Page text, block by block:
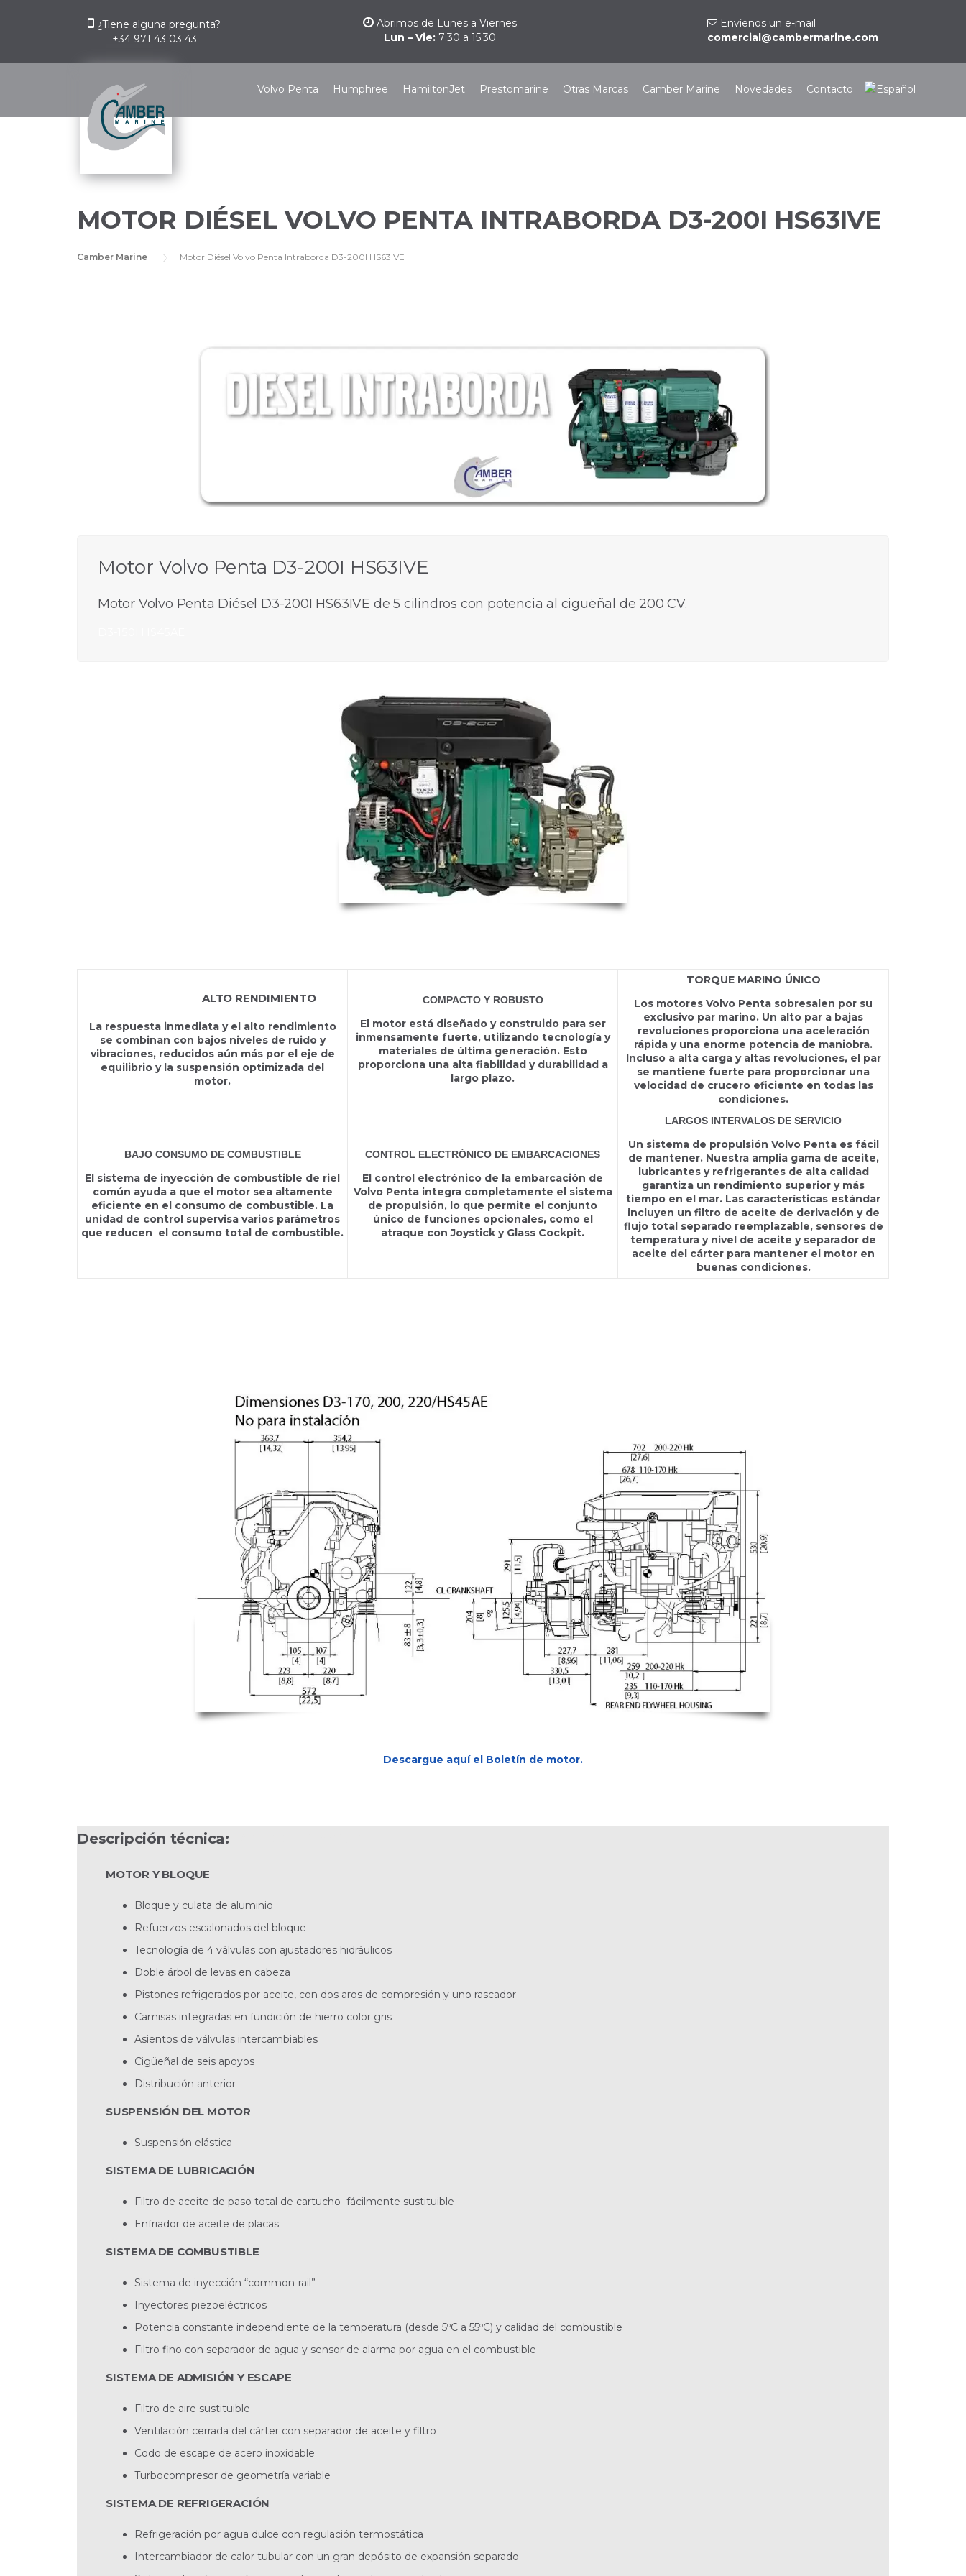
¿Tiene alguna pregunta?
+34 971 43 03 43
Abrimos de Lunes a Viernes
Lun – Vie: 7:30 a 15:30
Envíenos un e-mail
comercial@cambermarine.com
Volvo Penta Humphree HamiltonJet Prestomarine Otras Marcas Camber Marine Novedades Contacto
MOTOR DIÉSEL VOLVO PENTA INTRABORDA D3-200I HS63IVE
Camber Marine Motor Diésel Volvo Penta Intraborda D3-200I HS63IVE
Motor Volvo Penta D3-200I HS63IVE
Motor Volvo Penta Diésel D3-200I HS63IVE de 5 cilindros con potencia al ciguëñal de 200 CV.
ALTO RENDIMIENTO
La respuesta inmediata y el alto rendimiento
se combinan con bajos niveles de ruido y
vibraciones, reducidos aún más por el eje de
equilibrio y la suspensión optimizada del
motor.
COMPACTO Y ROBUSTO
El motor está diseñado y construido para ser
inmensamente fuerte, utilizando tecnología y
materiales de última generación. Esto
proporciona una alta fiabilidad y durabilidad a
largo plazo.
TORQUE MARINO ÚNICO
Los motores Volvo Penta sobresalen por su
exclusivo par marino. Un alto par a bajas
revoluciones proporciona una aceleración
rápida y una enorme potencia de maniobra.
Incluso a alta carga y altas revoluciones, el par
se mantiene fuerte para proporcionar una
velocidad de crucero eficiente en todas las
condiciones.
BAJO CONSUMO DE COMBUSTIBLE
El sistema de inyección de combustible de riel
común ayuda a que el motor sea altamente
eficiente en el consumo de combustible. La
unidad de control supervisa varios parámetros
que reducen el consumo total de combustible.
CONTROL ELECTRÓNICO DE EMBARCACIONES
El control electrónico de la embarcación de
Volvo Penta integra completamente el sistema
de propulsión, lo que permite el conjunto
único de funciones opcionales, como el
atraque con Joystick y Glass Cockpit.
LARGOS INTERVALOS DE SERVICIO
Un sistema de propulsión Volvo Penta es fácil
de mantener. Nuestra amplia gama de aceite,
lubricantes y refrigerantes de alta calidad
garantiza un rendimiento superior y más
tiempo en el mar. Las características estándar
incluyen un filtro de aceite de derivación y de
flujo total separado reemplazable, sensores de
temperatura y nivel de aceite y separador de
aceite del cárter para mantener el motor en
buenas condiciones.
Descargue aquí el Boletín de motor.
Descripción técnica:
MOTOR Y BLOQUE
Bloque y culata de aluminio
Refuerzos escalonados del bloque
Tecnología de 4 válvulas con ajustadores hidráulicos
Doble árbol de levas en cabeza
Pistones refrigerados por aceite, con dos aros de compresión y uno rascador
Camisas integradas en fundición de hierro color gris
Asientos de válvulas intercambiables
Cigüeñal de seis apoyos
Distribución anterior
SUSPENSIÓN DEL MOTOR
Suspensión elástica
SISTEMA DE LUBRICACIÓN
Filtro de aceite de paso total de cartucho fácilmente sustituible
Enfriador de aceite de placas
SISTEMA DE COMBUSTIBLE
Sistema de inyección “common-rail”
Inyectores piezoeléctricos
Potencia constante independiente de la temperatura (desde 5ºC a 55ºC) y calidad del combustible
Filtro fino con separador de agua y sensor de alarma por agua en el combustible
SISTEMA DE ADMISIÓN Y ESCAPE
Filtro de aire sustituible
Ventilación cerrada del cárter con separador de aceite y filtro
Codo de escape de acero inoxidable
Turbocompresor de geometría variable
SISTEMA DE REFRIGERACIÓN
Refrigeración por agua dulce con regulación termostática
Intercambiador de calor tubular con un gran depósito de expansión separado